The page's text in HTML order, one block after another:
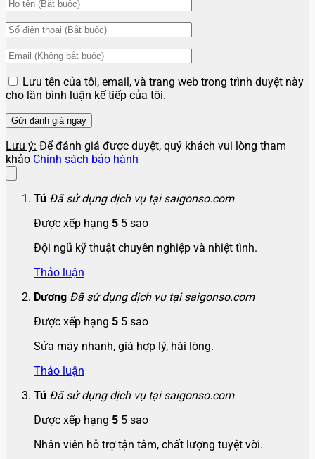
Lưu tên của tôi, email, và trang web trong trình duyệt này
cho lần bình luận kế tiếp của tôi.
Lưu ý: Để đánh giá được duyệt, quý khách vui lòng tham
khảo Chính sách bảo hành
Tú Đã sử dụng dịch vụ tại saigonso.com
Được xếp hạng 5 5 sao
Đội ngũ kỹ thuật chuyên nghiệp và nhiệt tình.
Thảo luận
Dương Đã sử dụng dịch vụ tại saigonso.com
Được xếp hạng 5 5 sao
Sửa máy nhanh, giá hợp lý, hài lòng.
Thảo luận
Tú Đã sử dụng dịch vụ tại saigonso.com
Được xếp hạng 5 5 sao
Nhân viên hỗ trợ tận tâm, chất lượng tuyệt vời.